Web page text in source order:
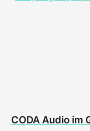
CODA Audio im